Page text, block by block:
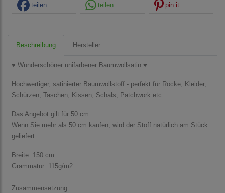
teilen teilen pin it
Beschreibung Hersteller
♥ Wunderschöner unifarbener Baumwollsatin ♥
Hochwertiger, satinierter Baumwollstoff - perfekt für Röcke, Kleider,
Schürzen, Taschen, Kissen, Schals, Patchwork etc.
Das Angebot gilt für 50 cm.
Wenn Sie mehr als 50 cm kaufen, wird der Stoff natürlich am Stück
geliefert.
Breite: 150 cm
Grammatur: 115g/m2
Zusammensetzung: